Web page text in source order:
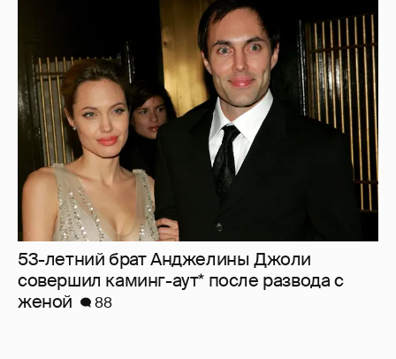
53-летний брат Анджелины Джоли
совершил каминг-аут* после развода с
женой
88